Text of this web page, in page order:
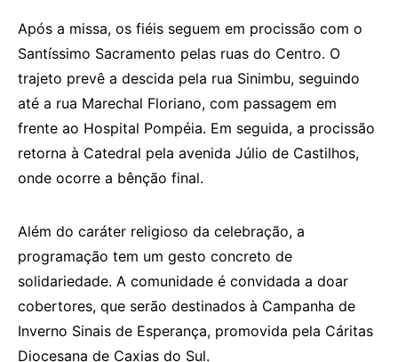
Após a missa, os fiéis seguem em procissão com o
Santíssimo Sacramento pelas ruas do Centro. O
trajeto prevê a descida pela rua Sinimbu, seguindo
até a rua Marechal Floriano, com passagem em
frente ao Hospital Pompéia. Em seguida, a procissão
retorna à Catedral pela avenida Júlio de Castilhos,
onde ocorre a bênção final.
Além do caráter religioso da celebração, a
programação tem um gesto concreto de
solidariedade. A comunidade é convidada a doar
cobertores, que serão destinados à Campanha de
Inverno Sinais de Esperança, promovida pela Cáritas
Diocesana de Caxias do Sul.